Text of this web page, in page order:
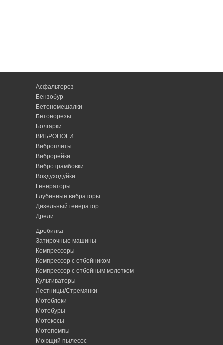
Асфальторез
Бензобур
Бетономешалки
Бетонорезы
Болгарки
ВИБРОНОГИ
Виброплиты
Виброрейки
Вибротрамбовки
Воздуходуйки
Генераторы
Глубинные вибраторы
Дизельный генератор
Дрели
Дробилка
Затирочные машины
Компрессоры
Компрессор с отбойником
Компрессор с отбойным молотком
Культиваторы
Лестницы/Стремянки
Мотоблоки
Мотобуры
Мотокосы
Мотопомпы
Моющий пылесос